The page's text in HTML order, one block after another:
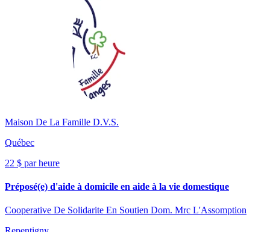
Maison De La Famille D.V.S.
Québec
22 $ par heure
Préposé(e) d'aide à domicile en aide à la vie domestique
Cooperative De Solidarite En Soutien Dom. Mrc L'Assomption